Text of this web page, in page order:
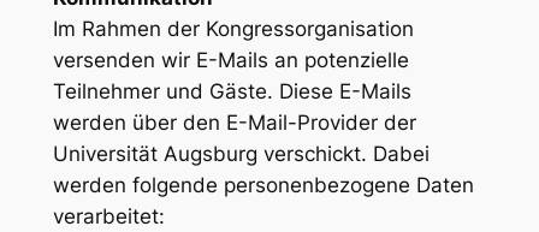
Im Rahmen der Kongressorganisation
versenden wir E-Mails an potenzielle
Teilnehmer und Gäste. Diese E-Mails
werden über den E-Mail-Provider der
Universität Augsburg verschickt. Dabei
werden folgende personenbezogene Daten
verarbeitet: